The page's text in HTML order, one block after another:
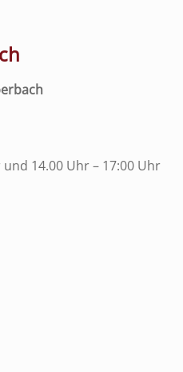
14.00 Uhr – 17:00 Uhr